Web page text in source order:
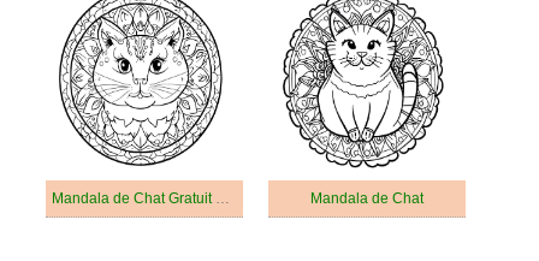
Mandala de Chat Gratuit Pour les Adultes Mandala de Chat